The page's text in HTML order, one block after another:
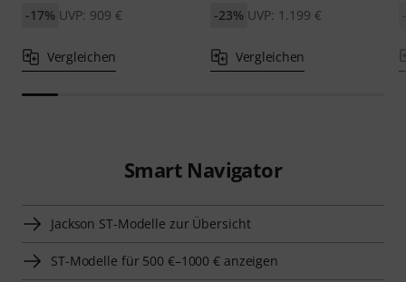
UVP: 909 €
-17%
Vergleichen
UVP: 1.199 €
-23%
Vergleichen
Smart Navigator
Jackson ST-Modelle zur Übersicht
ST-Modelle für 500 €–1000 € anzeigen